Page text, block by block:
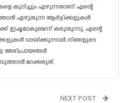
കുറിച്ചും എഴുന്നതാണ് എന്റെ
ഞാൻ എഴുതുന്ന ആർട്ടിക്കളുകൾ
ഇഷ്ടമാകുമെന്ന് കരുതുന്നു. എന്റെ
വായിക്കുന്നവർ നിങ്ങളുടെ
അഭിപ്രായങ്ങൾ
മറക്കരുത്.
NEXT POST